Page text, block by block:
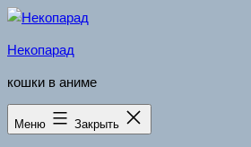
Перейти
содержимому
Некопарад
кошки в аниме
Меню Закрыть